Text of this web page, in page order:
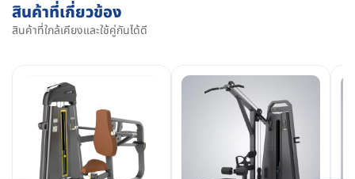
สินค้าที่เกี่ยวข้อง
สินค้าที่ใกล้เคียงและใช้คู่กันได้ดี